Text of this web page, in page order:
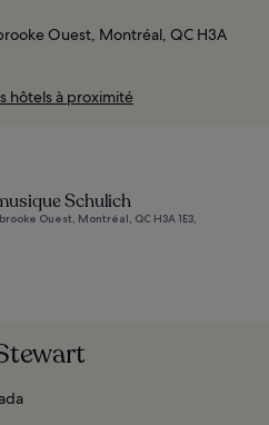
Ouest, Montréal, QC H3A
hôtels à proximité
Schulich
Ouest, Montréal, QC H3A 1E3,